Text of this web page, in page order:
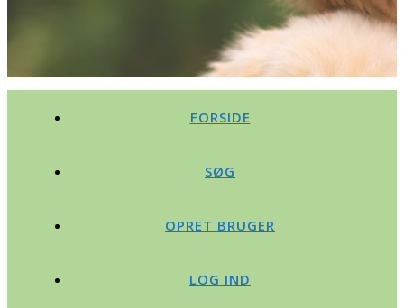
FORSIDE
SØG
OPRET BRUGER
LOG IND